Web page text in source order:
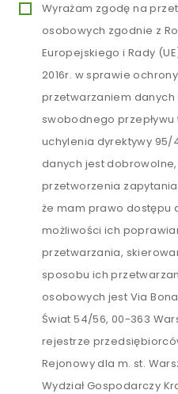
Wyrażam zgodę na
osobowych zgodnie z
Europejskiego i Rady
2016r. w sprawie
przetwarzaniem
swobodnego
uchylenia dyrektywy 95/
danych jest
przetworzenia
że mam prawo dostępu
możliwości ich
przetwarzania,
sposobu ich
osobowych jest Via
Świat 54/56, 00-363
rejestrze
Rejonowy dla m. st.
Wydział Gospodarczy